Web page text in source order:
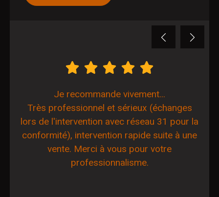
Previous
Next
Je recommande vivement...
Très professionnel et sérieux (échanges
lors de l'intervention avec réseau 31 pour la
conformité), intervention rapide suite à une
vente. Merci à vous pour votre
professionnalisme.